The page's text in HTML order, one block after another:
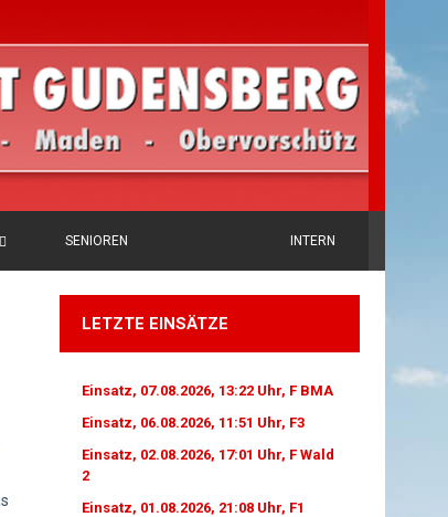
SENIOREN INTERN
LETZTE EINSÄTZE
Einsatz, 07.08.2026, 13:22 Uhr, F BMA
Einsatz, 06.08.2026, 11:51 Uhr, F3
Einsatz, 02.08.2026, 17:01 Uhr, F Wald
2
Einsatz, 01.08.2026, 21:08 Uhr, F1